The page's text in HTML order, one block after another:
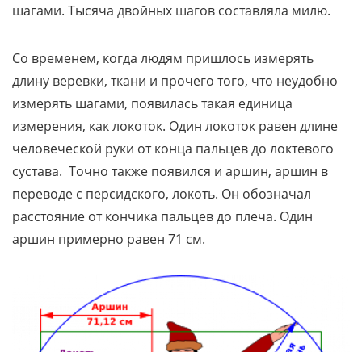
шагами. Тысяча двойных шагов составляла милю.
Со временем, когда людям пришлось измерять
длину веревки, ткани и прочего того, что неудобно
измерять шагами, появилась такая единица
измерения, как локоток. Один локоток равен длине
человеческой руки от конца пальцев до локтевого
сустава. Точно также появился и аршин, аршин в
переводе с персидского, локоть. Он обозначал
расстояние от кончика пальцев до плеча. Один
аршин примерно равен 71 см.